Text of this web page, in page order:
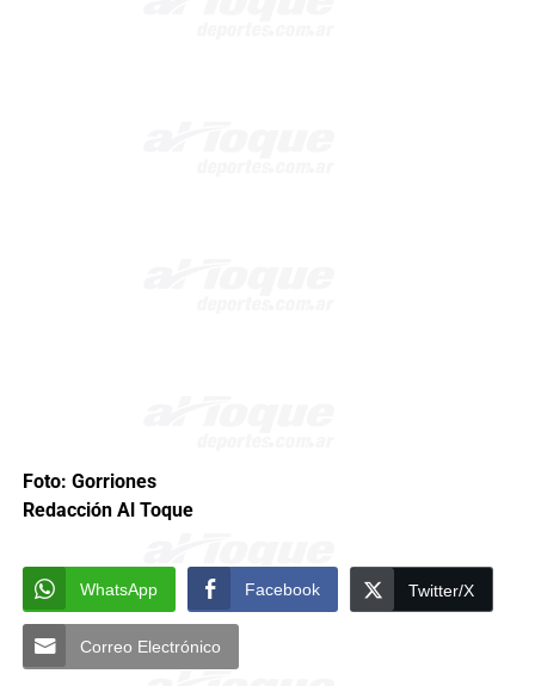
Foto: Gorriones
Redacción Al Toque
WhatsApp Facebook Twitter/X
Correo Electrónico